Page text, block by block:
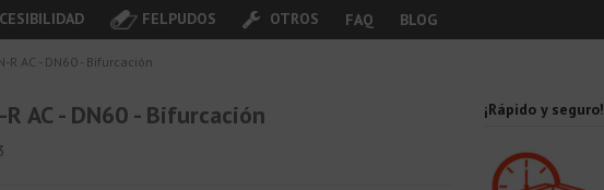
FELPUDOS OTROS FAQ BLOG
R AC - DN60 - Bifurcación
R AC - DN60 - Bifurcación ¡Rápido y seguro!